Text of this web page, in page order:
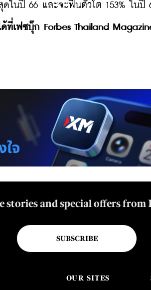
ในปี 66 และจะฟื้นตัวโต 153% ในปี
ที่เฟซบุ๊ก Forbes Thailand
stories and special offers from
SUBSCRIBE
OUR SITES